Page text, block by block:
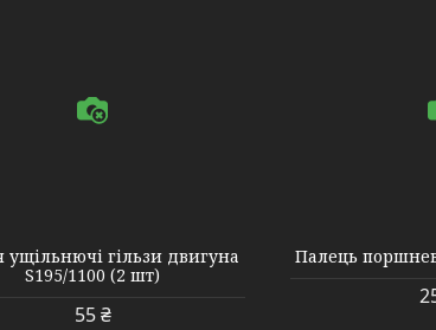
ущільнючі гільзи двигуна
S195/1100 (2 шт)
55 ₴
Палець